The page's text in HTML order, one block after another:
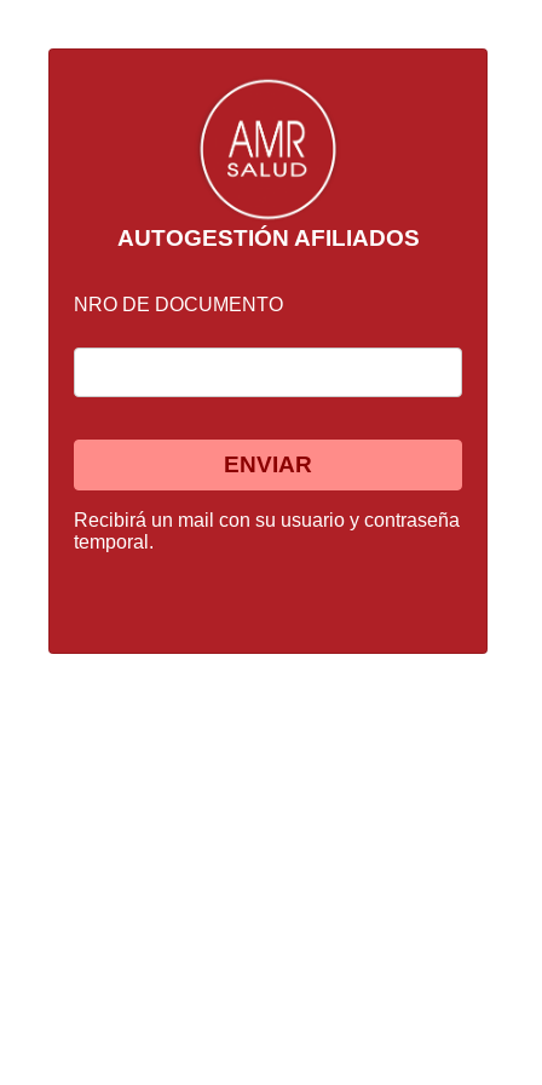
AUTOGESTIÓN AFILIADOS
NRO DE DOCUMENTO
Recibirá un mail con su usuario y contraseña
temporal.